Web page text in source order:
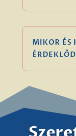
MIKOR ÉS